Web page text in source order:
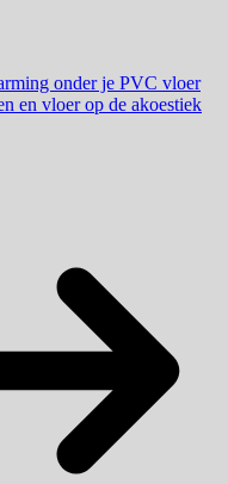
onder je PVC vloer
en vloer op de akoestiek